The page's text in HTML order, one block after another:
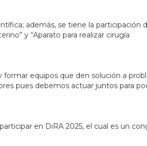
además, se tiene la participación
y “Aparato para realizar cirugía
formar equipos que den solución a
pues debemos actuar juntos para
en DiRA 2025, el cual es un